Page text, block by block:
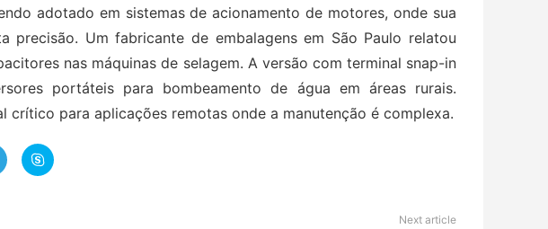
adotado em sistemas de acionamento de motores, onde sua
Um fabricante de embalagens em São Paulo relatou
nas máquinas de selagem. A versão com terminal snap-in
portáteis para bombeamento de água em áreas rurais.
crítico para aplicações remotas onde a manutenção é complexa.

Next article